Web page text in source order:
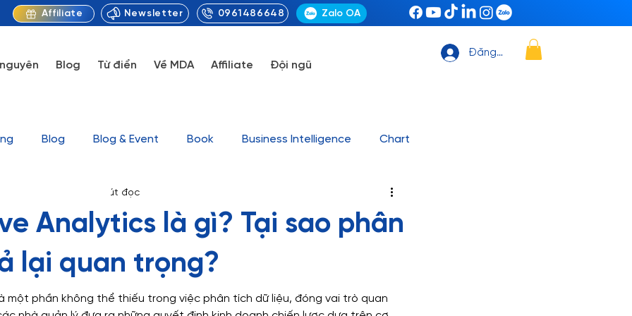
Affiliate Newsletter 0961486648 Zalo OA
Đăng nhập
Blog Từ điển Về MDA Affiliate Đội ngũ
Blog Blog & Event Book Business Intelligence Chart
Data Visualization Marketing Automation
Tin tức Uncategorized
Dataset & Outcome Sample Case study Dashboard mẫu
Analytics là gì? Tại sao phân
lại quan trọng?
8 phút đọc
một phần không thể thiếu trong việc phân tích dữ liệu, đóng vai trò quan